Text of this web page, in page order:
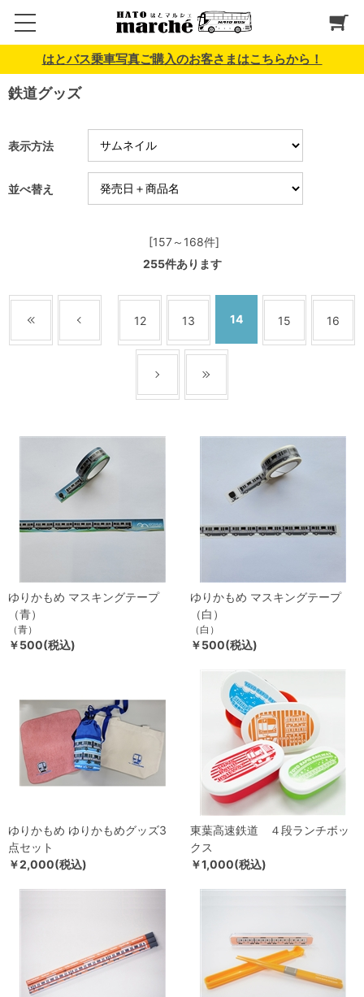
はとバス乗車写真ご購入のお客さまはこちらから！
鉄道グッズ
表示方法
並べ替え
[157～168件]
255件あります
12 13 14 15 16
ゆりかもめ マスキングテープ
（青）
（青）
￥500(税込)
ゆりかもめ マスキングテープ
（白）
（白）
￥500(税込)
ゆりかもめ ゆりかもめグッズ3
点セット
￥2,000(税込)
東葉高速鉄道 ４段ランチボッ
クス
￥1,000(税込)